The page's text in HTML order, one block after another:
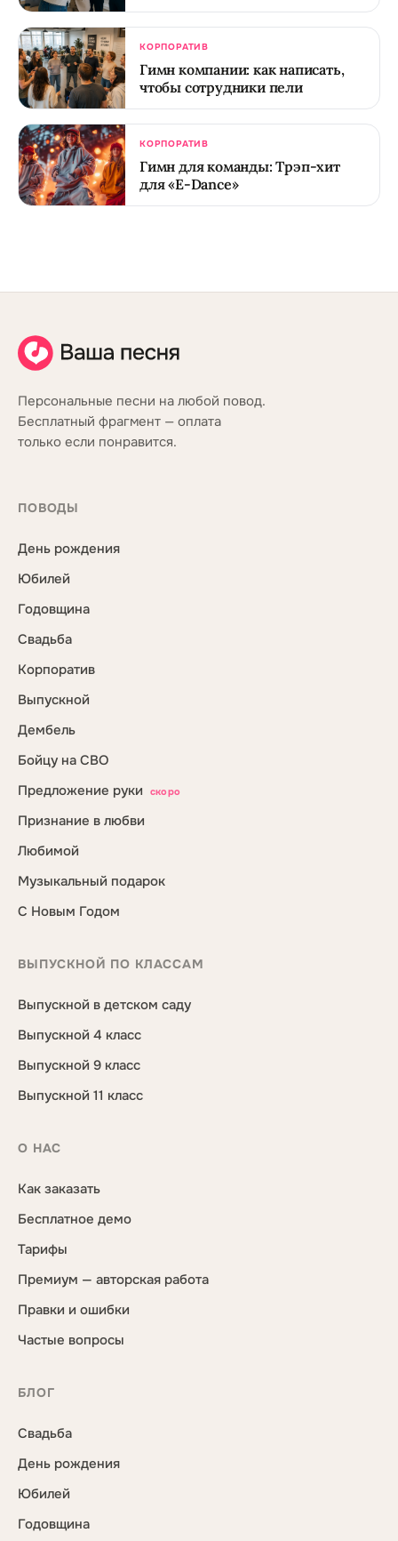
КОРПОРАТИВ
Гимн компании: как написать,
чтобы сотрудники пели
КОРПОРАТИВ
Гимн для команды: Трэп-хит
для «E-Dance»
Персональные песни на любой повод.
Бесплатный фрагмент — оплата
только если понравится.
ПОВОДЫ
День рождения
Юбилей
Годовщина
Свадьба
Корпоратив
Выпускной
Дембель
Бойцу на СВО
Предложение руки
скоро
Признание в любви
Любимой
Музыкальный подарок
С Новым Годом
ВЫПУСКНОЙ ПО КЛАССАМ
Выпускной в детском саду
Выпускной 4 класс
Выпускной 9 класс
Выпускной 11 класс
О НАС
Как заказать
Бесплатное демо
Тарифы
Премиум — авторская работа
Правки и ошибки
Частые вопросы
БЛОГ
Свадьба
День рождения
Юбилей
Годовщина